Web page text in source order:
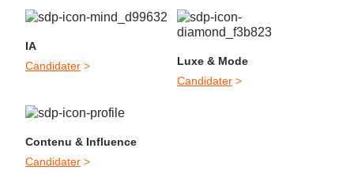
IA
Candidater >
Luxe & Mode
Candidater >
Contenu & Influence
Candidater >